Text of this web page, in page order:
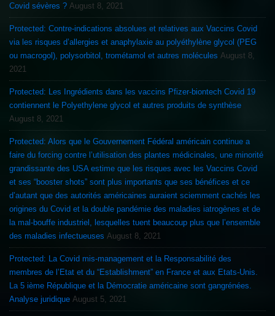
Covid sévères ? August 8, 2021
Protected: Contre-indications absolues et relatives aux Vaccins Covid
via les risques d’allergies et anaphylaxie au polyéthylène glycol (PEG
ou macrogol), polysorbitol, trométamol et autres molécules August 8,
2021
Protected: Les Ingrédients dans les vaccins Pfizer-biontech Covid 19
contiennent le Polyethylene glycol et autres produits de synthèse
August 8, 2021
Protected: Alors que le Gouvernement Fédéral américain continue a
faire du forcing contre l’utilisation des plantes médicinales, une minorité
grandissante des USA estime que les risques avec les Vaccins Covid
et ses “booster shots” sont plus importants que ses bénéfices et ce
d’autant que des autorités américaines auraient sciemment cachés les
origines du Covid et la double pandémie des maladies iatrogènes et de
la mal-bouffe industriel, lesquelles tuent beaucoup plus que l’ensemble
des maladies infectueuses August 8, 2021
Protected: La Covid mis-management et la Responsabilité des
membres de l’Etat et du “Establishment” en France et aux Etats-Unis.
La 5 ième République et la Démocratie américaine sont gangrénées.
Analyse juridique August 5, 2021